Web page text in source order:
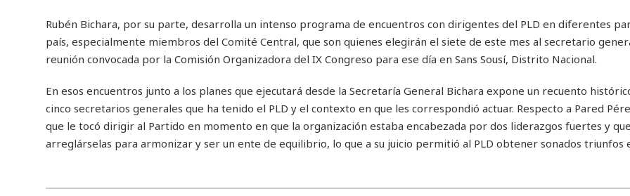
Rubén Bichara, por su parte, desarrolla un intenso programa de encuentros con dirigentes del PLD en diferentes
país, especialmente miembros del Comité Central, que son quienes elegirán el siete de este mes al secretario
reunión convocada por la Comisión Organizadora del IX Congreso para ese día en Sans Sousí, Distrito Nacional.
En esos encuentros junto a los planes que ejecutará desde la Secretaría General Bichara expone un recuento
cinco secretarios generales que ha tenido el PLD y el contexto en que les correspondió actuar. Respecto a Pared
que le tocó dirigir al Partido en momento en que la organización estaba encabezada por dos liderazgos fuertes y
arreglárselas para armonizar y ser un ente de equilibrio, lo que a su juicio permitió al PLD obtener sonados triunfos